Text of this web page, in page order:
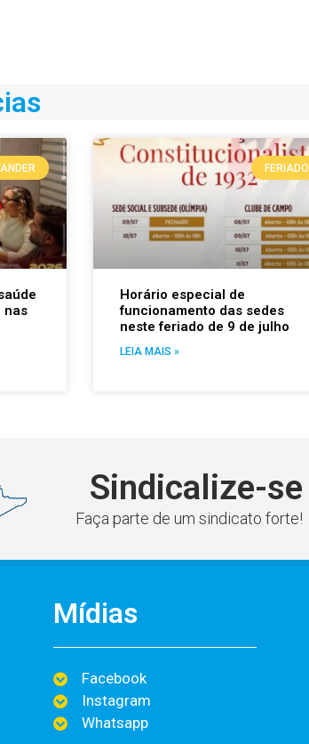
nas
FERIADO
Horário especial de
funcionamento das sedes
neste feriado de 9 de julho
LEIA MAIS »
Sindicalize-se
Faça parte de um sindicato forte!
Mídias
Facebook
Instagram
Whatsapp